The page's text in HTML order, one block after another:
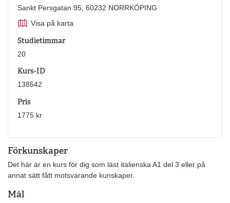
Förkunskaper
Det här är en kurs för dig som läst italienska A1 del 3 eller på
annat sätt fått motsvarande kunskaper.
Mål
Sankt Persgatan 95, 60232 NORRKÖPING
Visa på karta
Studietimmar
20
Kurs-ID
138542
Pris
1775 kr